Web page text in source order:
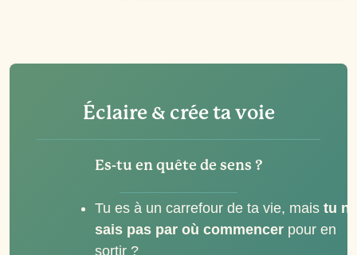
Éclaire & crée ta voie
Es-tu en quête de sens ?
Tu es à un carrefour de ta vie, maistu
sais pas par où commencer pour en
sortir ?